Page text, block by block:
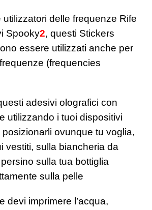
utilizzatori delle frequenze Rife
Spooky2, questi Stickers
essere utilizzati anche per
(frequencies
adesivi olografici con
utilizzando i tuoi dispositivi
posizionarli ovunque tu voglia,
vestiti, sulla biancheria da
sulla tua bottiglia
sulla pelle
devi imprimere l’acqua,